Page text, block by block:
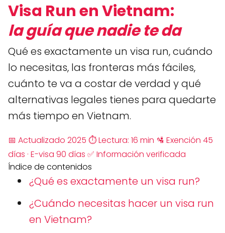
Visa Run en Vietnam:
la guía que nadie te da
Qué es exactamente un visa run, cuándo
lo necesitas, las fronteras más fáciles,
cuánto te va a costar de verdad y qué
alternativas legales tienes para quedarte
más tiempo en Vietnam.
📅 Actualizado 2025 ⏱ Lectura: 16 min 🛂 Exención 45
días · E-visa 90 días ✅ Información verificada
Índice de contenidos
¿Qué es exactamente un visa run?
¿Cuándo necesitas hacer un visa run
en Vietnam?